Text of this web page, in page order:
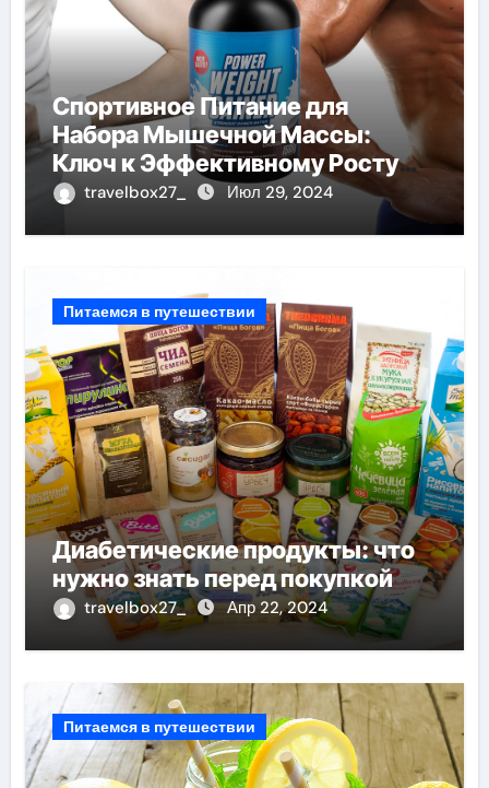
Спортивное Питание для
Набора Мышечной Массы:
Ключ к Эффективному Росту
Мышц
travelbox27_ Июл 29, 2024
Питаемся в путешествии
Диабетические продукты: что
нужно знать перед покупкой
travelbox27_ Апр 22, 2024
Питаемся в путешествии